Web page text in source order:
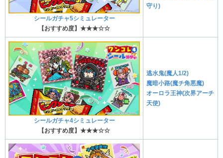
シールガチャ5シミュレーター
【おすすめ度】★★★☆☆
守り)
シールガチャ4シミュレーター
【おすすめ度】★★★☆☆
逃水鬼(魔人1/2)
魔暗小路(魔チ角悪魔)
オーロラ王神(次界アーチ
天使)